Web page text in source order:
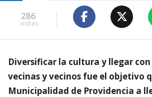
286
visitas
Diversificar la cultura y llegar
vecinas y vecinos fue el objetivo
Municipalidad de Providencia a